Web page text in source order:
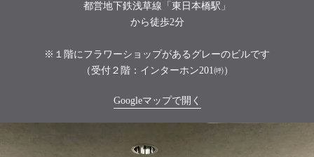
都営地下鉄浅草線「東日本橋駅」
から徒歩2分
※１階にフラワーショップがあるグレーのビルです
（受付２階：インターホン201㈺）
Googleマップで開く